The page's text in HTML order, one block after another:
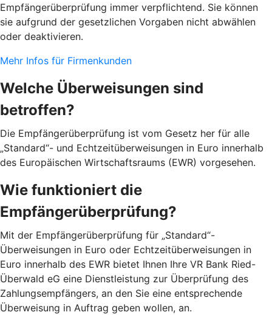
Empfängerüberprüfung immer verpflichtend. Sie können
sie aufgrund der gesetzlichen Vorgaben nicht abwählen
oder deaktivieren.
Mehr Infos für Firmenkunden
Welche Überweisungen sind
betroffen?
Die Empfängerüberprüfung ist vom Gesetz her für alle
„Standard“- und Echtzeitüberweisungen in Euro innerhalb
des Europäischen Wirtschaftsraums (EWR) vorgesehen.
Wie funktioniert die
Empfängerüberprüfung?
Mit der Empfängerüberprüfung für „Standard“-
Überweisungen in Euro oder Echtzeitüberweisungen in
Euro innerhalb des EWR bietet Ihnen Ihre VR Bank Ried-
Überwald eG eine Dienstleistung zur Überprüfung des
Zahlungsempfängers, an den Sie eine entsprechende
Überweisung in Auftrag geben wollen, an.